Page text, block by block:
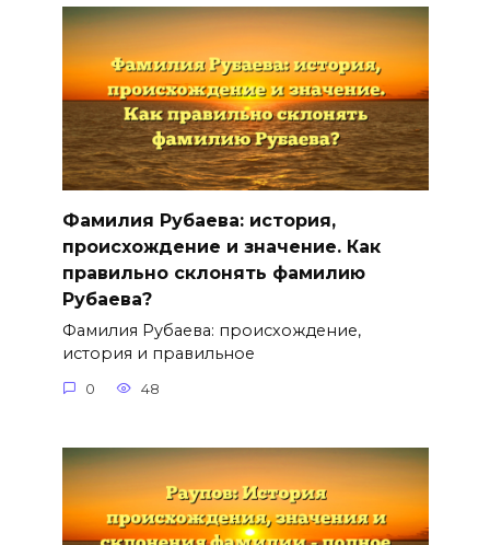
Фамилия Рубаева: история,
происхождение и значение. Как
правильно склонять фамилию
Рубаева?
Фамилия Рубаева: происхождение,
история и правильное
0 48